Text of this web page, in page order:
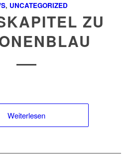
, UNCATEGORIZED
ZU
Weiterlesen